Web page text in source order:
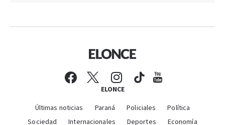
ELONCE
Últimas noticias Paraná Policiales
Política
Sociedad
Internacionales Deportes
Economía